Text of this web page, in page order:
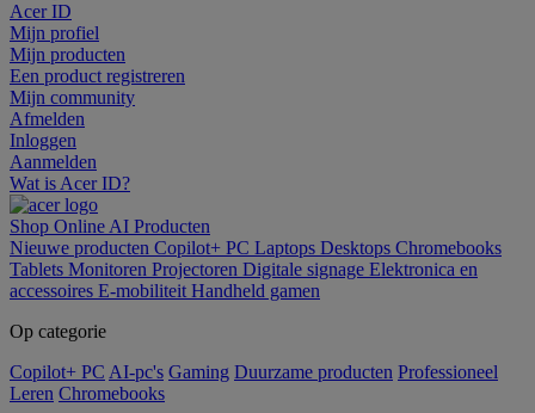
Acer ID
Mijn profiel
Mijn producten
Een product registreren
Mijn community
Afmelden
Inloggen
Aanmelden
Wat is Acer ID?
Shop Online AI Producten
Nieuwe producten Copilot+ PC Laptops Desktops Chromebooks
Tablets Monitoren Projectoren Digitale signage Elektronica en
accessoires E-mobiliteit Handheld gamen
Op categorie
Copilot+ PC AI-pc's Gaming Duurzame producten Professioneel
Leren Chromebooks